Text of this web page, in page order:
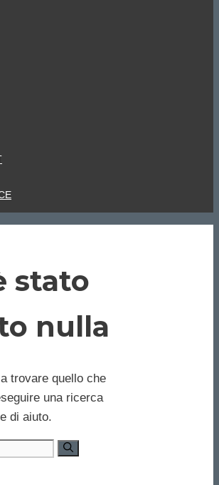
stato
nulla
trovare quello che
una ricerca
di aiuto.